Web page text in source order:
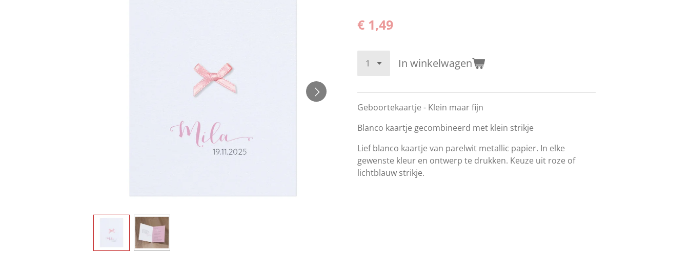
€ 1,49
In winkelwagen
Geboortekaartje - Klein maar fijn
Blanco kaartje gecombineerd met klein strikje
Lief blanco kaartje van parelwit metallic papier. In elke
gewenste kleur en ontwerp te drukken. Keuze uit roze of
lichtblauw strikje.